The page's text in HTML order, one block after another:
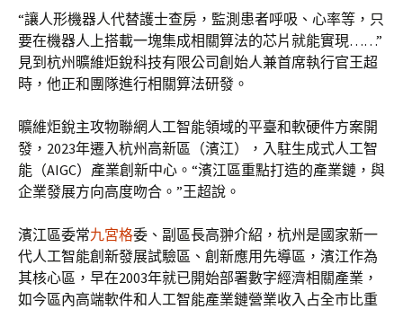
“讓人形機器人代替護士查房，監測患者呼吸、心率等，只
要在機器人上搭載一塊集成相關算法的芯片就能實現……”
見到杭州曠維炬銳科技有限公司創始人兼首席執行官王超
時，他正和團隊進行相關算法研發。
曠維炬銳主攻物聯網人工智能領域的平臺和軟硬件方案開
發，2023年遷入杭州高新區（濱江），入駐生成式人工智
能（AIGC）產業創新中心。“濱江區重點打造的產業鏈，與
企業發展方向高度吻合。”王超說。
濱江區委常九宮格委、副區長高翀介紹，杭州是國家新一
代人工智能創新發展試驗區、創新應用先導區，濱江作為
其核心區，早在2003年就已開始部署數字經濟相關產業，
如今區內高端軟件和人工智能產業鏈營業收入占全市比重